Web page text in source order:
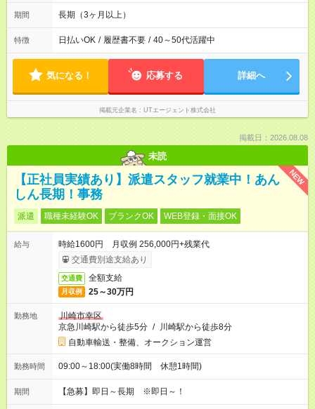
日：4勤2休/会社カレンダーに準ずる/年間休日126日 休暇：GW
休暇・夏季休暇・年末年始休暇
期間 長期（3ヶ月以上）
特徴 日払いOK / 履歴書不要 / 40～50代活躍中
気になる！ 応募する 詳細へ
掲載元企業名 UTエージェント株式会社
掲載日：2026.08.08
未読
NEW
【正社員実績あり】派遣スタッフ就業中！あん
しん長期！事務
派遣 職種未経験OK ブランクOK WEB登録・面接OK
給与
時給1600円 月収例 256,000円+残業代
交通費別途支給あり
交通費 全額支給
月収例 25～30万円
勤務地
川崎市幸区
京急川崎駅から徒歩5分 / 川崎駅から徒歩8分
自動車輸送・整備、オークション運営
勤務時間 09:00～18:00(実働8時間 休憩1時間)
期間 【急募】即日～長期 ※即日～！